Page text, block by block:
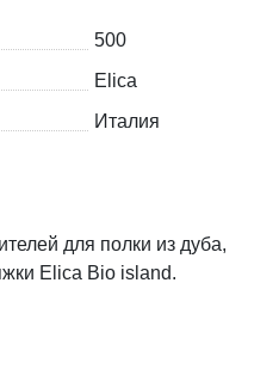
500
Elica
Италия
для полки из дуба,
Elica Bio island.